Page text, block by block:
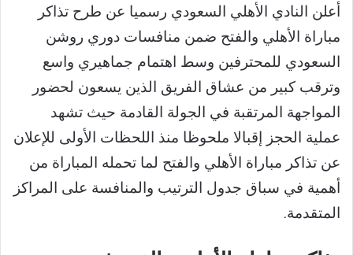
أعلن النادي الأهلي السعودي رسميا عن طرح تذاكر
مباراة الأهلي والفتح ضمن منافسات دوري روشن
السعودي للمحترفين وسط اهتمام جماهيري واسع
وترقب كبير من عشاق الفريق الذين يسعون لحضور
المواجهة المرتقبة في الجولة القادمة حيث تشهد
عملية الحجز إقبالا ملحوظا منذ اللحظات الأولى للإعلان
عن تذاكر مباراة الأهلي والفتح لما تحمله المباراة من
أهمية في سباق جدول الترتيب والمنافسة على المراكز
المتقدمة.